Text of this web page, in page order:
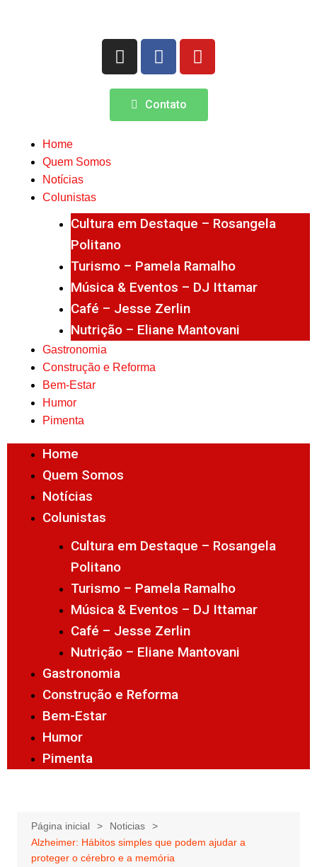
Contato
Home
Quem Somos
Notícias
Colunistas
Cultura em Destaque – Rosangela
Politano
Turismo – Pamela Ramalho
Música & Eventos – DJ Ittamar
Café – Jesse Zerlin
Nutrição – Eliane Mantovani
Gastronomia
Construção e Reforma
Bem-Estar
Humor
Pimenta
Home
Quem Somos
Notícias
Colunistas
Cultura em Destaque – Rosangela
Politano
Turismo – Pamela Ramalho
Música & Eventos – DJ Ittamar
Café – Jesse Zerlin
Nutrição – Eliane Mantovani
Gastronomia
Construção e Reforma
Bem-Estar
Humor
Pimenta
Página inicial
Noticias
Alzheimer: Hábitos simples que podem ajudar a
proteger o cérebro e a memória